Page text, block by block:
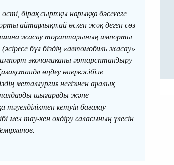
бірақ сыртқы нарыққа бәсекеге
айтарлықтай өскен жоқ деген сөз
жасау тораптарының импорты
бұл біздің «автомобиль жасау»
экономиканы әртараптандыру
өңдеу өнеркәсібіне
металлургия негізінен аралық
шығарады және
кетуін бағалау
мен тау-кен өндіру саласының үлесін